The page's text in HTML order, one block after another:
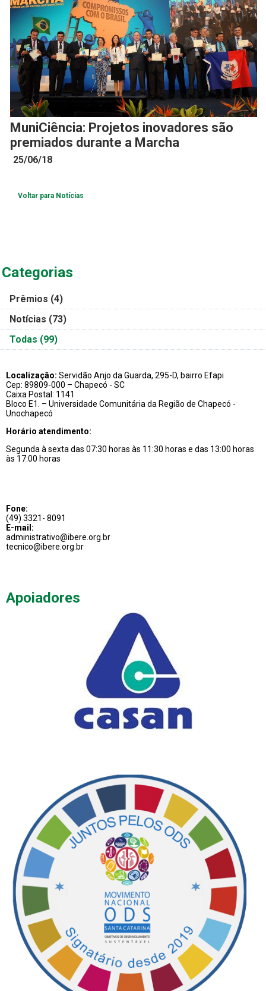
MuniCiência: Projetos inovadores são
premiados durante a Marcha
25/06/18
Voltar para Notícias
Categorias
Prêmios (4)
Notícias (73)
Todas (99)
Localização: Servidão Anjo da Guarda, 295-D, bairro Efapi
Cep: 89809-000 – Chapecó - SC
Caixa Postal: 1141
Bloco E1. – Universidade Comunitária da Região de Chapecó -
Unochapecó
Horário atendimento:
Segunda à sexta das 07:30 horas às 11:30 horas e das 13:00 horas
às 17:00 horas
Fone:
(49) 3321- 8091
E-mail:
administrativo@ibere.org.br
tecnico@ibere.org.br
Apoiadores